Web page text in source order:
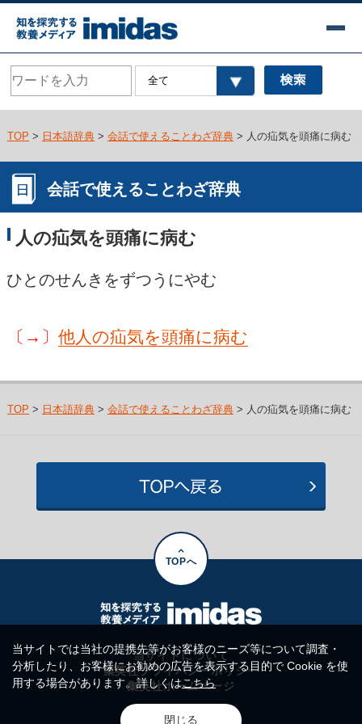
TOP > 日本語辞典> 会話で使えることわざ辞典> 人の疝気を頭痛に病む
会話で使えることわざ辞典
人の疝気を頭痛に病む
ひとのせんきをずつうにやむ
〔→〕 他人の疝気を頭痛に病む
TOP > 日本語辞典> 会話で使えることわざ辞典> 人の疝気を頭痛に病む
TOPへ
当サイトについて
集英社プライバシーポリシー
集英社ホームページ
当サイトでは当社の提携先等がお客様のニーズ等について調査・
分析したり、お客様にお勧めの広告を表示する目的で Cookie を使
用する場合があります。詳しくはこちら
閉じる